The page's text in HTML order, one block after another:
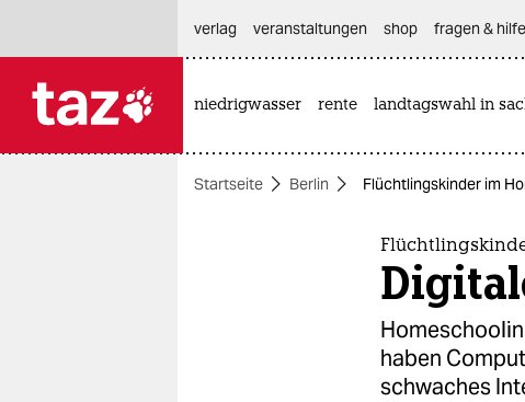
themen
verlag
veranstaltungen shop fragen & hilfe
niedrigwasser rente landtagswahl in
Startseite Berlin Flüchtlingskinder im
haben
schwaches